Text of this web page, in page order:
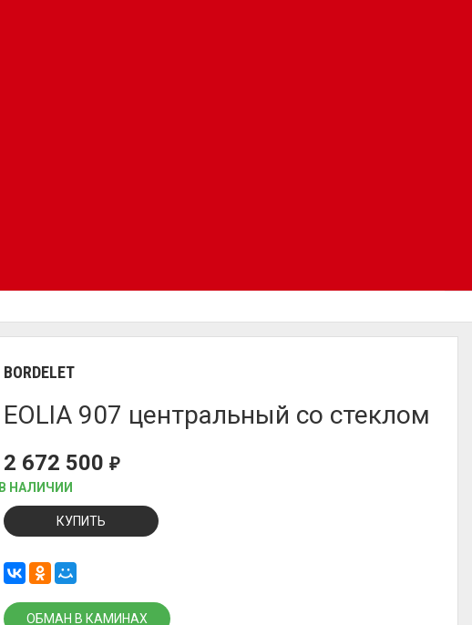
BORDELET
EOLIA 907 центральный со стеклом
2 672 500₽
В НАЛИЧИИ
КУПИТЬ
ОБМАН В КАМИНАХ